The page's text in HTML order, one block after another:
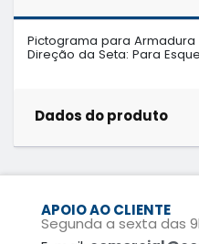
Pictograma para Armadura
Direção da Seta: Para
Dados do produto
APOIO AO CLIENTE
Segunda a sexta das